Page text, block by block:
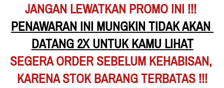
JANGAN LEWATKAN PROMO INI !!!
PENAWARAN INI MUNGKIN TIDAK AKAN
DATANG 2X UNTUK KAMU LIHAT
SEGERA ORDER SEBELUM KEHABISAN,
KARENA STOK BARANG TERBATAS !!!